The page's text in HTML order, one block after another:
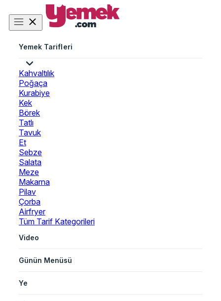
Yemek Tarifleri
Kahvaltılık
Poğaça
Kurabiye
Kek
Börek
Tatlı
Tavuk
Et
Sebze
Salata
Meze
Makarna
Pilav
Çorba
Airfryer
Tüm Tarif Kategorileri
Video
Günün Menüsü
Ye